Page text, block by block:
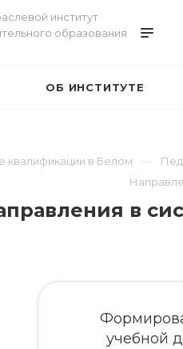
институт
образования
ОБ ИНСТИТУТЕ
квалификации в Белом
в
учебной